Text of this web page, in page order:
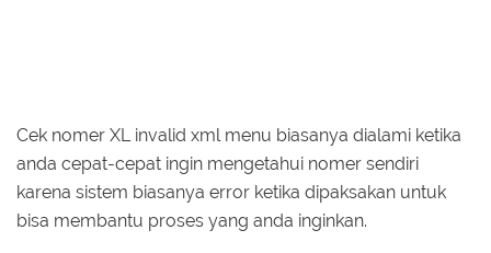
Cek nomer XL invalid xml menu biasanya dialami ketika
anda cepat-cepat ingin mengetahui nomer sendiri
karena sistem biasanya error ketika dipaksakan untuk
bisa membantu proses yang anda inginkan.